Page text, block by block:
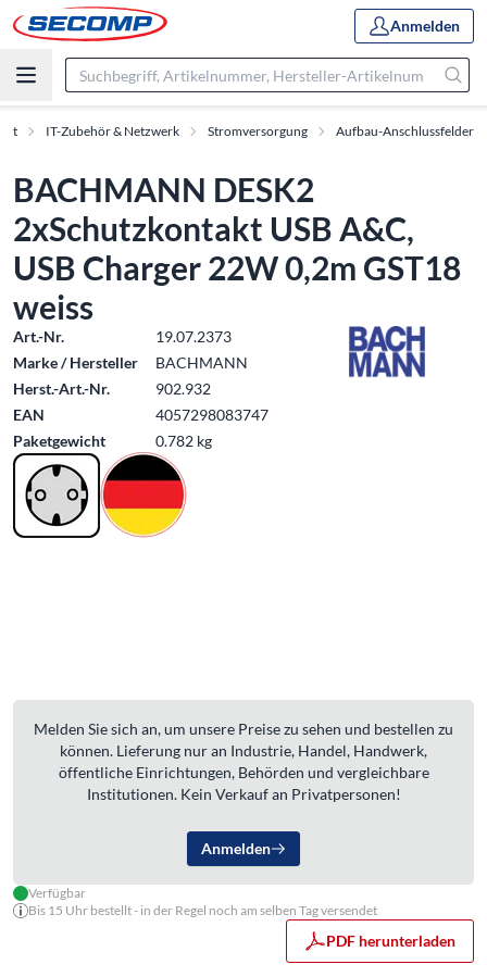
Anmelden
IT-Zubehör & Netzwerk Stromversorgung Aufbau-Anschlussfelder
BACHMANN DESK2
2xSchutzkontakt USB A&C,
USB Charger 22W 0,2m GST18
weiss
Art.-Nr.
19.07.2373
Marke / Hersteller
BACHMANN
Herst.-Art.-Nr.
902.932
EAN
4057298083747
Paketgewicht
0.782 kg
Melden Sie sich an, um unsere Preise zu sehen und bestellen zu
können. Lieferung nur an Industrie, Handel, Handwerk,
öffentliche Einrichtungen, Behörden und vergleichbare
Institutionen. Kein Verkauf an Privatpersonen!
Anmelden
Verfügbar
Bis 15 Uhr bestellt - in der Regel noch am selben Tag versendet
PDF herunterladen